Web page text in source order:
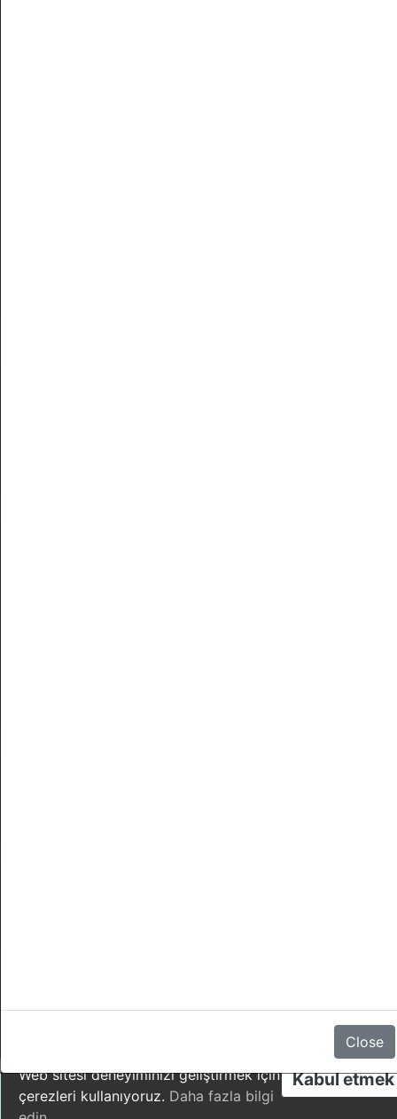
Close
Kabul etmek
Web sitesi deneyiminizi geliştirmek için
çerezleri kullanıyoruz. Daha fazla bilgi